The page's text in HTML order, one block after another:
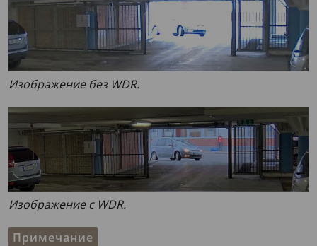
Изображение без WDR.
Изображение с WDR.
Примечание